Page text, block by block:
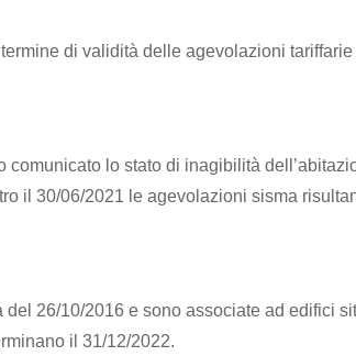
di validità delle agevolazioni tariffarie
comunicato lo stato di inagibilità
il 30/06/2021 le agevolazioni sisma
26/10/2016 e sono associate ad edifici
il 31/12/2022.